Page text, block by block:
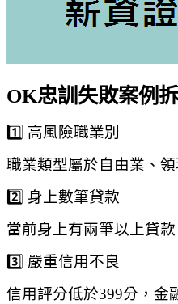
OK忠訓失敗案例
1️⃣ 高風險職業別
職業類型屬於自由業、
2️⃣ 身上數筆貸款
當前身上有兩筆以上貸
3️⃣ 嚴重信用不良
信用評分低於399分，金